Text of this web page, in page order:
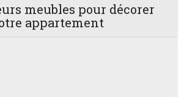
meubles pour décorer
appartement